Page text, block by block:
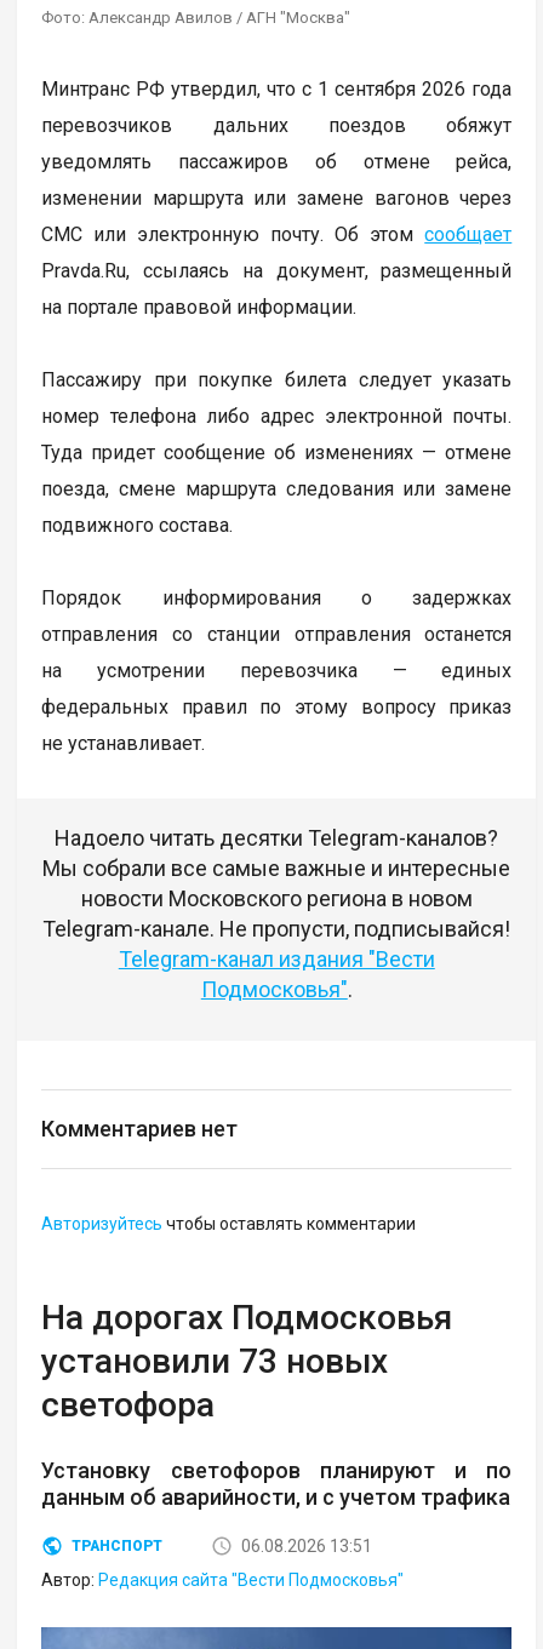
Фото: Александр Авилов / АГН "Москва"
Минтранс РФ утвердил, что с 1 сентября 2026 года
перевозчиков дальних поездов обяжут
уведомлять пассажиров об отмене рейса,
изменении маршрута или замене вагонов через
СМС или электронную почту. Об этомсообщает
Pravda.Ru, ссылаясь на документ, размещенный
на портале правовой информации.
Пассажиру при покупке билета следует указать
номер телефона либо адрес электронной почты.
Туда придет сообщение об изменениях — отмене
поезда, смене маршрута следования или замене
подвижного состава.
Порядок информирования о задержках
отправления со станции отправления останется
на усмотрении перевозчика — единых
федеральных правил по этому вопросу приказ
не устанавливает.
Надоело читать десятки Telegram-каналов?
Мы собрали все самые важные и интересные
новости Московского региона в новом
Telegram-канале. Не пропусти, подписывайся!
Telegram-канал издания "Вести
Подмосковья".
Комментариев нет
Авторизуйтесь чтобы оставлять комментарии
На дорогах Подмосковья
установили 73 новых
светофора
Установку светофоров планируют и по
данным об аварийности, и с учетом трафика
ТРАНСПОРТ
06.08.2026 13:51
Автор: Редакция сайта "Вести Подмосковья"